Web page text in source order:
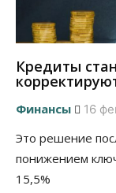
Кредиты
Финансы 16
Это решение
понижением
15,5%